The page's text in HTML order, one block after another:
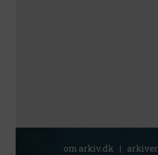
om arkiv.dk | arkiver